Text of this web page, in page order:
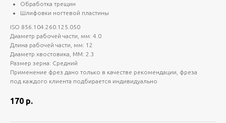
Обработка трещин
Шлифовки ногтевой пластины
ISO 856.104.260.125.050
Диаметр рабочей части, мм: 4.0
Длина рабочей части, мм: 12
Диаметр хвостовика, ММ: 2.3
Размер зерна: Средний
Применение фрез дано только в качестве рекомендации, фреза
под каждого клиента подбирается индивидуально
170 р.